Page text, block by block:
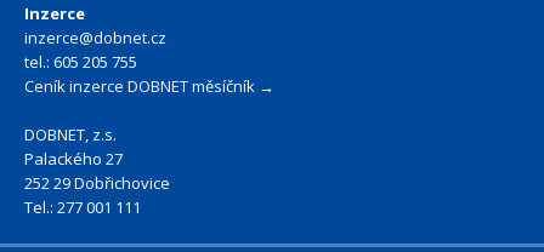
Inzerce
inzerce@dobnet.cz
tel.: 605 205 755
Ceník inzerce DOBNET měsíčník →
DOBNET, z.s.
Palackého 27
252 29 Dobřichovice
Tel.: 277 001 111